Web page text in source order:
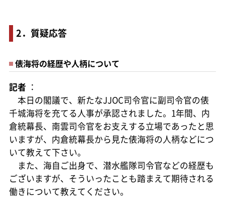
2．質疑応答
俵海将の経歴や人柄について
記者 ：
本日の閣議で、新たなJJOC司令官に副司令官の俵
千城海将を充てる人事が承認されました。1年間、内
倉統幕長、南雲司令官をお支えする立場であったと思
いますが、内倉統幕長から見た俵海将の人柄などにつ
いて教えて下さい。
また、海自ご出身で、潜水艦隊司令官などの経歴も
ございますが、そういったことも踏まえて期待される
働きについて教えてください。